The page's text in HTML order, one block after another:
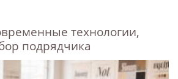
технологии,
подрядчика